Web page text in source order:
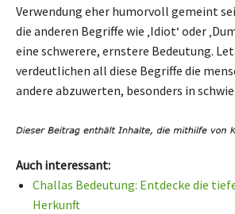
Verwendung eher humorvoll gemeint
die anderen Begriffe wie ‚Idiot‘ oder
eine schwerere, ernstere Bedeutung.
verdeutlichen all diese Begriffe die
andere abzuwerten, besonders in
Auch interessant:
Challas Bedeutung: Entdecke die
Herkunft